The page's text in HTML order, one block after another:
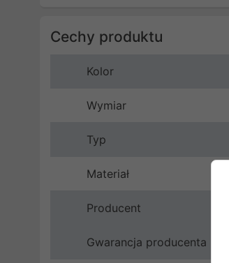
Cechy produktu
Kolor
Wymiar
Typ
Materiał
Producent
Gwarancja producenta